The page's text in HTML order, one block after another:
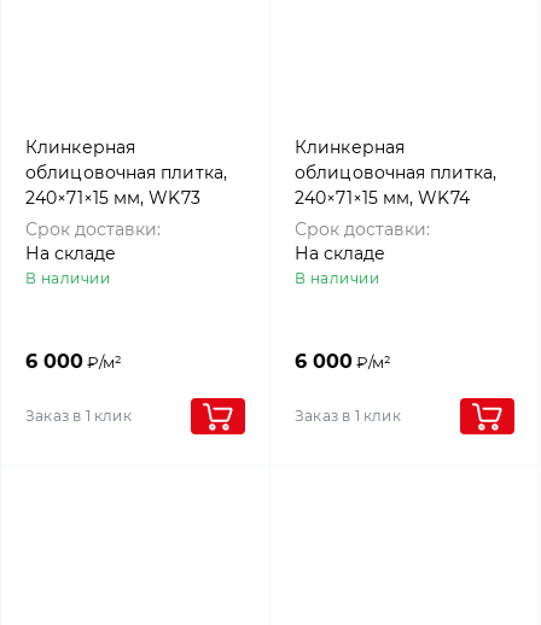
Клинкерная
облицовочная плитка,
240×71×15 мм, WK73
Siena-antik,
Westerwalder klinker
Срок доставки:
На складе
В наличии
6 000₽/м²
Заказ в 1 клик
Клинкерная
облицовочная плитка,
240×71×15 мм, WK74
Walcheren, Westerwalder
klinker
Срок доставки:
На складе
В наличии
6 000₽/м²
Заказ в 1 клик